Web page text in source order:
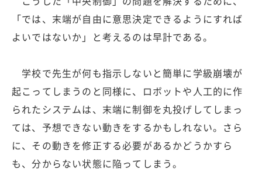
「では、末端が自由に意思決定できるようにすれば
よいではないか」と考えるのは早計である。
学校で先生が何も指示しないと簡単に学級崩壊が
起こってしまうのと同様に、ロボットや人工的に作
られたシステムは、末端に制御を丸投げしてしまっ
ては、予想できない動きをするかもしれない。さら
に、その動きを修正する必要があるかどうかすら
も、分からない状態に陥ってしまう。